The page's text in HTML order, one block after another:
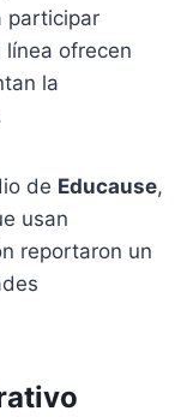
participar
ofrecen
la
de Educause,
usan
reportaron un